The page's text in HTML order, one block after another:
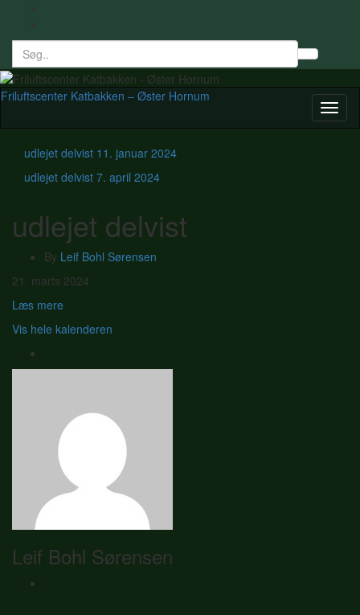
form
Search
for:
Friluftscenter Katbakken – Øster Hornum
udlejet delvist 11. januar 2024
udlejet delvist 7. april 2024
udlejet delvist
By Leif Bohl Sørensen
udlejet
21. marts 2024
Læs mere
Vis hele kalenderen
Leif Bohl Sørensen